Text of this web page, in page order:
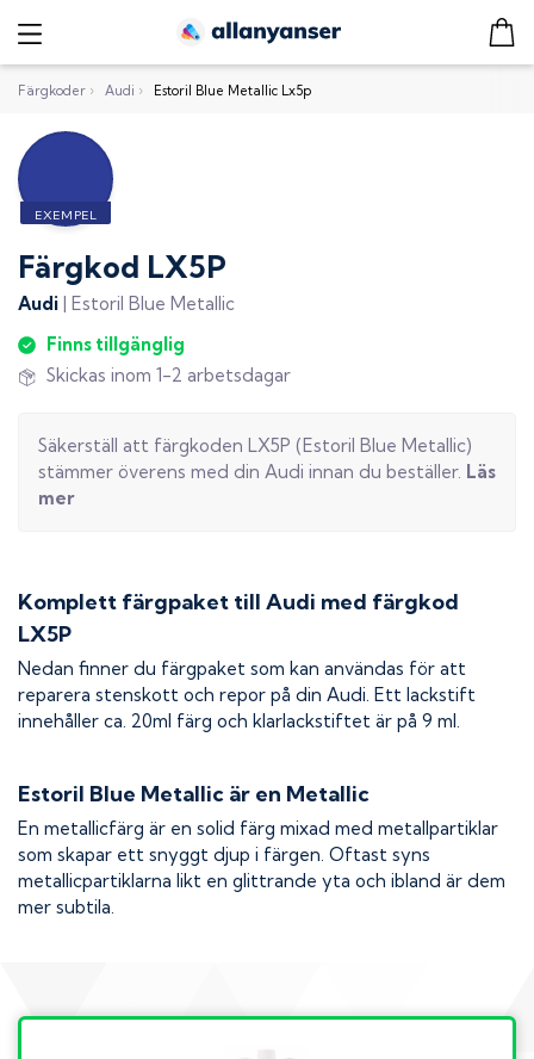
Färgkoder › Audi › Estoril Blue Metallic Lx5p
Färgkod LX5P
Audi | Estoril Blue Metallic
Finns tillgänglig
Skickas inom 1-2 arbetsdagar
Säkerställ att färgkoden LX5P (Estoril Blue Metallic)
stämmer överens med din Audi innan du beställer. Läs
mer
Komplett färgpaket till Audi med färgkod
LX5P
Nedan finner du färgpaket som kan användas för att
reparera stenskott och repor på din Audi. Ett lackstift
innehåller ca. 20ml färg och klarlackstiftet är på 9 ml.
Estoril Blue Metallic är en Metallic
En metallicfärg är en solid färg mixad med metallpartiklar
som skapar ett snyggt djup i färgen. Oftast syns
metallicpartiklarna likt en glittrande yta och ibland är dem
mer subtila.